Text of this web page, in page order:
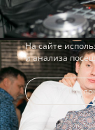
На сайте
и анализа